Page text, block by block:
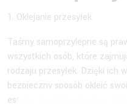
1. Oklejanie przesyłek
Taśmy samoprzylepne są
wszystkich osób, które
rodzaju przesyłek. Dzięki ich
bezpieczny sposób okleić
estetyczną, która będzie